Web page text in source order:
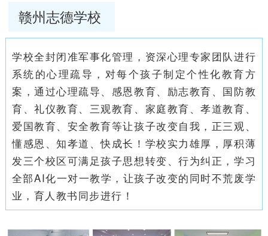
赣州志德学校
学校全封闭准军事化管理，资深心理专家团队进行
系统的心理疏导，对每个孩子制定个性化教育方
案，通过心理疏导、感恩教育、励志教育、国防教
育、礼仪教育、三观教育、家庭教育、孝道教育、
爱国教育、安全教育等让孩子改变自我，正三观、
懂感恩、知孝道、快成长！学校实力雄厚，厚积薄
发三个校区可满足孩子思想转变、行为纠正，学习
全部AI化一对一教学，让孩子改变的同时不荒废学
业，育人教书同步进行！